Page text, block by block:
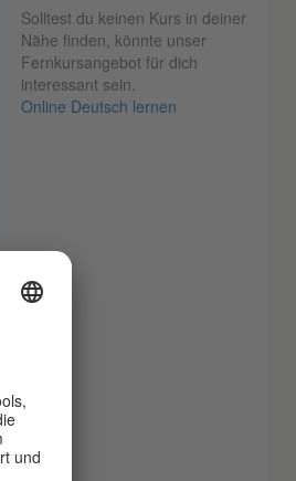
Solltest du keinen Kurs in deiner
Nähe finden, könnte unser
Fernkursangebot für dich
interessant sein.
Online Deutsch lernen